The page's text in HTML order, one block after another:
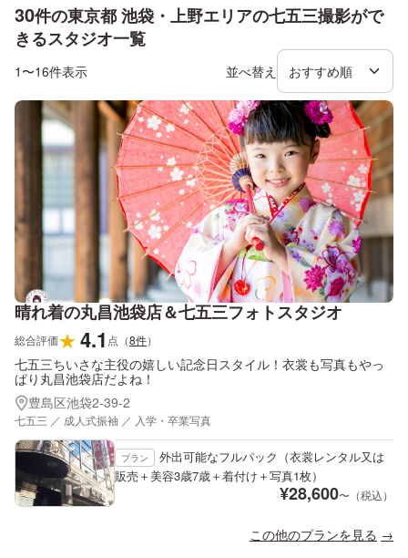
30件の東京都 池袋・上野エリアの七五三撮影がで
きるスタジオ一覧
1〜16件表示 並べ替え
晴れ着の丸昌池袋店＆七五三フォトスタジオ
総合評価★4.1 点 （8件）
七五三ちいさな主役の嬉しい記念日スタイル！衣裳も写真もやっ
ぱり丸昌池袋店だよね！
豊島区池袋2-39-2
七五三 ／ 成人式振袖 ／ 入学・卒業写真
プラン
外出可能なフルパック（衣裳レンタル又は
販売＋美容3歳7歳＋着付け＋写真1枚）
¥28,600〜（税込）
この他のプランを見る